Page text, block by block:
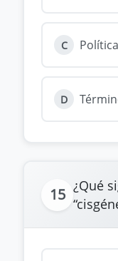
C
D
15 ¿Qué